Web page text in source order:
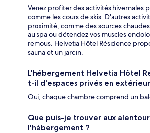
Venez profiter des activités hivernales
comme les cours de skis. D'autres
proximité, comme des sources
au spa ou détendez vos muscles
remous. Helvetia Hôtel Résidence
sauna et un jardin.
L'hébergement Helvetia Hôtel
t-il d'espaces privés en
Oui, chaque chambre comprend un
Que puis-je trouver aux
l'hébergement ?